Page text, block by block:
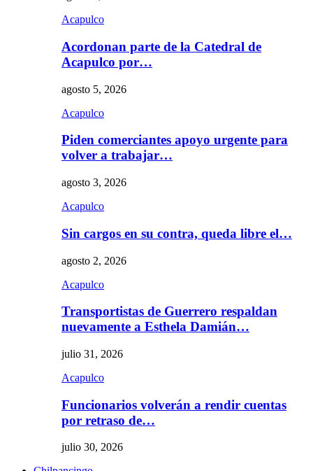
Acapulco
Acordonan parte de la Catedral de
Acapulco por…
agosto 5, 2026
Acapulco
Piden comerciantes apoyo urgente para
volver a trabajar…
agosto 3, 2026
Acapulco
Sin cargos en su contra, queda libre el…
agosto 2, 2026
Acapulco
Transportistas de Guerrero respaldan
nuevamente a Esthela Damián…
julio 31, 2026
Acapulco
Funcionarios volverán a rendir cuentas
por retraso de…
julio 30, 2026